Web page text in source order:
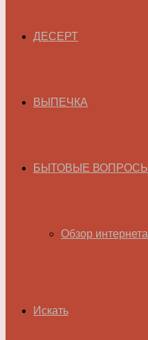
ДЕСЕРТ
ВЫПЕЧКА
БЫТОВЫЕ ВОПРОСЫ
Обзор интернета
Искать